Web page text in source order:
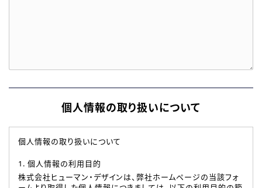
個人情報の取り扱いについて
個人情報の取り扱いについて
1. 個人情報の利用目的
株式会社ヒューマン・デザインは、弊社ホームページの当該フォ